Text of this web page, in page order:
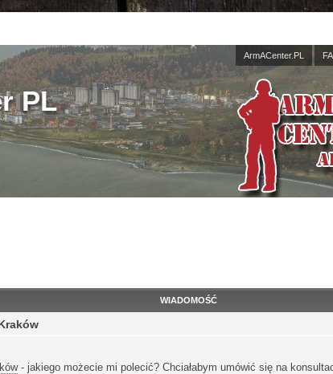
ArmACenter.PL
PL
WIADOMOŚĆ
- jakiego możecie mi polecić? Chciałabym umówić się na